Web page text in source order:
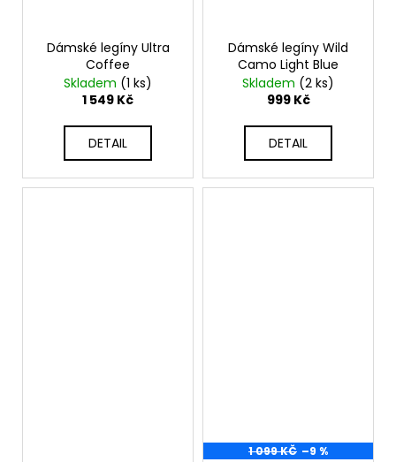
Dámské legíny Ultra
Coffee
Skladem (1 ks)
1 549 Kč
DETAIL
Dámské legíny Wild
Camo Light Blue
Skladem (2 ks)
999 Kč
DETAIL
1 099 KČ –9 %